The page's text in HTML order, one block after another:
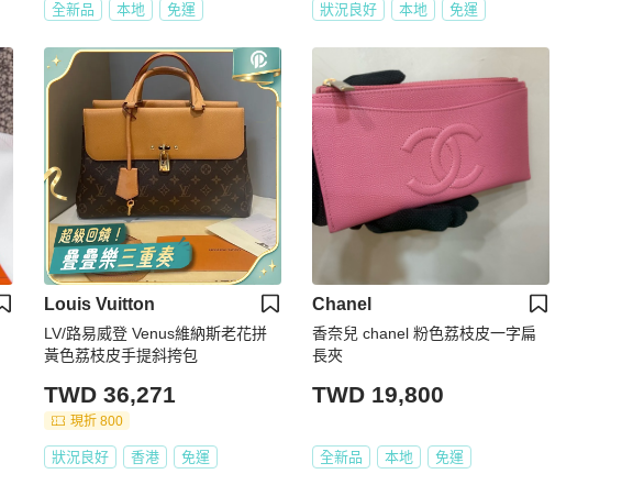
全新品 本地 免運 狀況良好 本地 免運
Louis Vuitton
LV/路易威登 Venus維納斯老花拼
黃色荔枝皮手提斜挎包
TWD 36,271
現折 800
狀況良好 香港 免運
Chanel
香奈兒 chanel 粉色荔枝皮一字扁
長夾
TWD 19,800
全新品 本地 免運